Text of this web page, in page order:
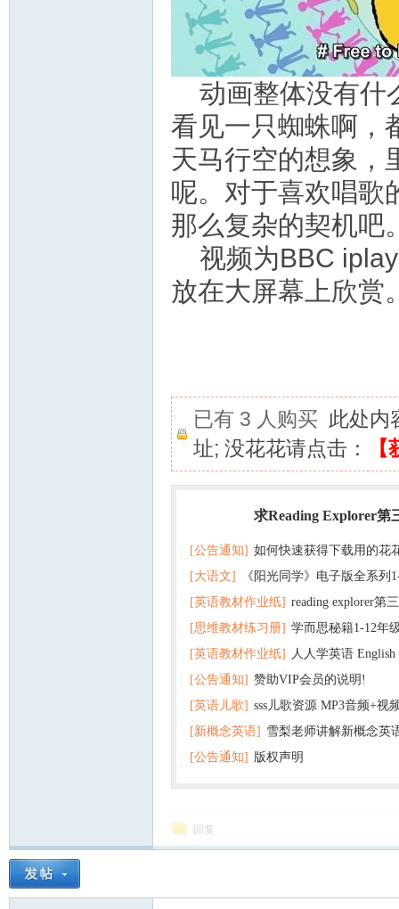
动画整体没有什
看见一只蜘蛛啊，
天马行空的想象，
呢。对于喜欢唱歌
那么复杂的契机吧
视频为BBC
放在大屏幕上欣赏
已有 3 人购买 此处内
址; 没花花请点击：
求Reading Explorer第
[公告通知] 如何快速获得下载用的花
[大语文]
《阳光同学》电子版全系列
+英语
[英语教材作业纸] reading explorer第
+音频 百度云网盘下载
[思维教材练习册] 学而思秘籍1-12年
子版PDF全册 百度网盘
[英语教材作业纸] 人人学英语
版pdf 百度网盘下载
[公告通知] 赞助VIP会员的说明!
[英语儿歌] sss儿歌资源 MP3音频+视
百度云网盘下载
[新概念英语] 雪梨老师讲解新概念英
[公告通知] 版权声明
回复